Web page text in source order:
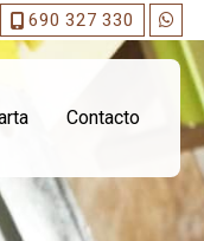
690 327 330
Contacto